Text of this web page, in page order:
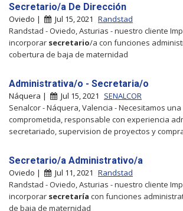
Secretario/a De Dirección
Oviedo | Jul 15, 2021 Randstad
Randstad - Oviedo, Asturias - nuestro cliente
incorporar secretario/a con funciones
cobertura de baja de maternidad
Administrativa/o - Secretaria/o
Náquera | Jul 15, 2021
SENALCOR
Senalcor - Náquera, Valencia - Necesitamos
comprometida, responsable con experiencia
secretariado, supervision de proyectos y
Secretario/a Administrativo/a
Oviedo | Jul 11, 2021 Randstad
Randstad - Oviedo, Asturias - nuestro cliente
incorporar secretaría con funciones
de baja de maternidad